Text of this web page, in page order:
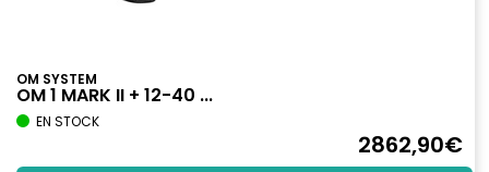
OM SYSTEM
OM 1 MARK II + 12-40 ...
EN STOCK
2862,90€